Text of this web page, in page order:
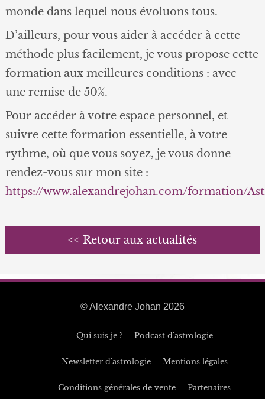
monde dans lequel nous évoluons tous.
D’ailleurs, pour vous aider à accéder à cette
méthode plus facilement, je vous propose cette
formation aux meilleures conditions : avec
une remise de 50%.
Pour accéder à votre espace personnel, et
suivre cette formation essentielle, à votre
rythme, où que vous soyez, je vous donne
rendez-vous sur mon site :
https://www.alexandrejohan.com/formation/
<< Retour aux actualités
© Alexandre Johan 2026
Qui suis je ? Podcast d'astrologie
Newsletter d'astrologie Mentions légales
Conditions générales de vente Partenaires